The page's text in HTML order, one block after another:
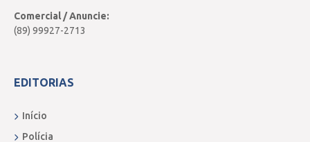
Comercial / Anuncie:
(89) 99927-2713
EDITORIAS
Início
Polícia